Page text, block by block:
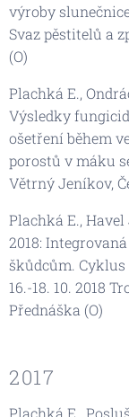
výroby
Svaz pěstitelů a
(O)
Plachká E.,
Výsledky
ošetření během
porostů v máku
Větrný Jeníkov,
Plachká E., Havel
2018:
škůdcům.
16.-18. 10. 2018
Přednáška (O)
2017
Plachká E.,